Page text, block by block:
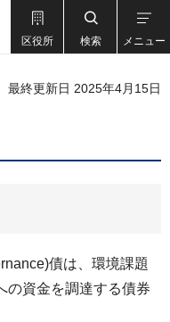
区役所 検索 メニュー
最終更新日 2025年4月15日
債は、環境課題
の資金を調達する債券